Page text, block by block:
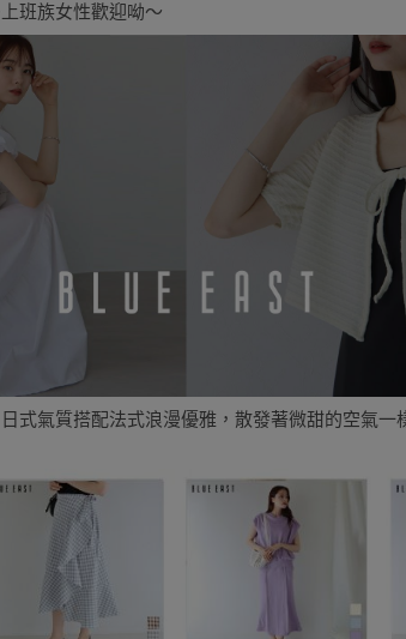
班族女性歡迎呦～
式氣質搭配法式浪漫優雅，散發著微甜的空氣一